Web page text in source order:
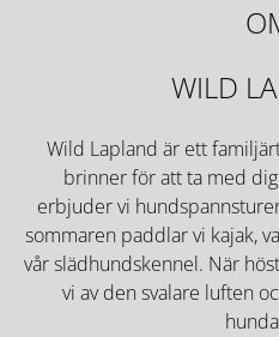
WILD
Wild Lapland är ett
brinner för att ta med
erbjuder vi
sommaren paddlar vi kajak,
vår slädhundskennel. När
vi av den svalare luften